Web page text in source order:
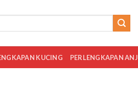
KUCING PERLENGKAPAN